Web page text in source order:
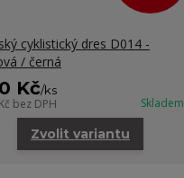
cyklistický dres D014 -
/ černá
Kč/ks
bez DPH Skladem
Zvolit variantu